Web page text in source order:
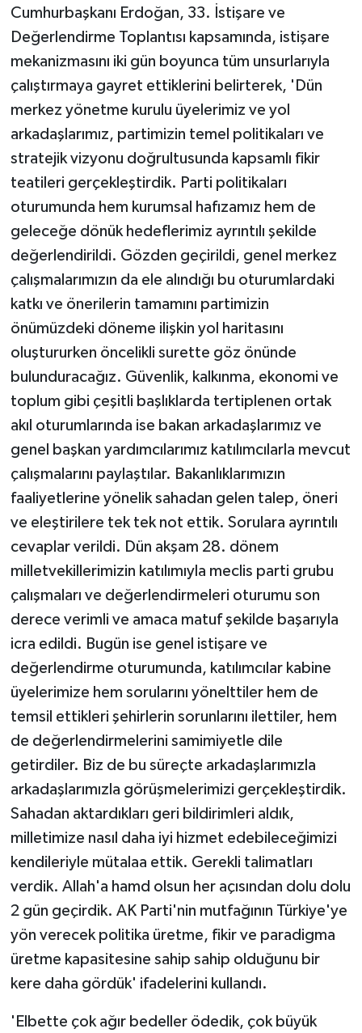
Cumhurbaşkanı Erdoğan, 33. İstişare ve
Değerlendirme Toplantısı kapsamında, istişare
mekanizmasını iki gün boyunca tüm unsurlarıyla
çalıştırmaya gayret ettiklerini belirterek, 'Dün
merkez yönetme kurulu üyelerimiz ve yol
arkadaşlarımız, partimizin temel politikaları ve
stratejik vizyonu doğrultusunda kapsamlı fikir
teatileri gerçekleştirdik. Parti politikaları
oturumunda hem kurumsal hafızamız hem de
geleceğe dönük hedeflerimiz ayrıntılı şekilde
değerlendirildi. Gözden geçirildi, genel merkez
çalışmalarımızın da ele alındığı bu oturumlardaki
katkı ve önerilerin tamamını partimizin
önümüzdeki döneme ilişkin yol haritasını
oluştururken öncelikli surette göz önünde
bulunduracağız. Güvenlik, kalkınma, ekonomi ve
toplum gibi çeşitli başlıklarda tertiplenen ortak
akıl oturumlarında ise bakan arkadaşlarımız ve
genel başkan yardımcılarımız katılımcılarla mevcut
çalışmalarını paylaştılar. Bakanlıklarımızın
faaliyetlerine yönelik sahadan gelen talep, öneri
ve eleştirilere tek tek not ettik. Sorulara ayrıntılı
cevaplar verildi. Dün akşam 28. dönem
milletvekillerimizin katılımıyla meclis parti grubu
çalışmaları ve değerlendirmeleri oturumu son
derece verimli ve amaca matuf şekilde başarıyla
icra edildi. Bugün ise genel istişare ve
değerlendirme oturumunda, katılımcılar kabine
üyelerimize hem sorularını yönelttiler hem de
temsil ettikleri şehirlerin sorunlarını ilettiler, hem
de değerlendirmelerini samimiyetle dile
getirdiler. Biz de bu süreçte arkadaşlarımızla
arkadaşlarımızla görüşmelerimizi gerçekleştirdik.
Sahadan aktardıkları geri bildirimleri aldık,
milletimize nasıl daha iyi hizmet edebileceğimizi
kendileriyle mütalaa ettik. Gerekli talimatları
verdik. Allah'a hamd olsun her açısından dolu dolu
2 gün geçirdik. AK Parti'nin mutfağının Türkiye'ye
yön verecek politika üretme, fikir ve paradigma
üretme kapasitesine sahip sahip olduğunu bir
kere daha gördük' ifadelerini kullandı.
'Elbette çok ağır bedeller ödedik, çok büyük